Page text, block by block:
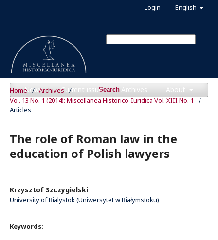
News Current issue Archives About
Search
English
Login
Home / Archives /
Vol. 13 No. 1 (2014): Miscellanea Historico-Iuridica Vol. XIII No. 1 /
Articles
The role of Roman law in the
education of Polish lawyers
Krzysztof Szczygielski
University of Bialystok (Uniwersytet w Białymstoku)
Keywords: